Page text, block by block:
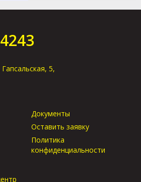
Как получить груз
5,
Документы
Оставить заявку
Политика
конфиденциальности